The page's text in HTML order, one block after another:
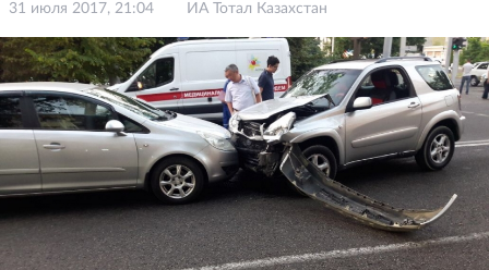
31 июля 2017, 21:04 ИА Тотал Казахстан